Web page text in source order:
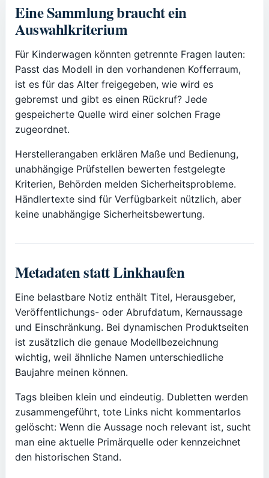
Eine Sammlung braucht ein
Auswahlkriterium
Für Kinderwagen könnten getrennte Fragen lauten:
Passt das Modell in den vorhandenen Kofferraum,
ist es für das Alter freigegeben, wie wird es
gebremst und gibt es einen Rückruf? Jede
gespeicherte Quelle wird einer solchen Frage
zugeordnet.
Herstellerangaben erklären Maße und Bedienung,
unabhängige Prüfstellen bewerten festgelegte
Kriterien, Behörden melden Sicherheitsprobleme.
Händlertexte sind für Verfügbarkeit nützlich, aber
keine unabhängige Sicherheitsbewertung.
Metadaten statt Linkhaufen
Eine belastbare Notiz enthält Titel, Herausgeber,
Veröffentlichungs- oder Abrufdatum, Kernaussage
und Einschränkung. Bei dynamischen Produktseiten
ist zusätzlich die genaue Modellbezeichnung
wichtig, weil ähnliche Namen unterschiedliche
Baujahre meinen können.
Tags bleiben klein und eindeutig. Dubletten werden
zusammengeführt, tote Links nicht kommentarlos
gelöscht: Wenn die Aussage noch relevant ist, sucht
man eine aktuelle Primärquelle oder kennzeichnet
den historischen Stand.